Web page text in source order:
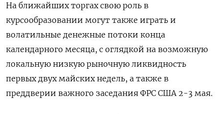
На ближайших торгах свою роль в
курсообразовании могут также играть и
волатильные денежные потоки конца
календарного месяца, с оглядкой на возможную
локальную низкую рыночную ликвидность
первых двух майских недель, а также в
преддверии важного заседания ФРС США 2-3 мая.